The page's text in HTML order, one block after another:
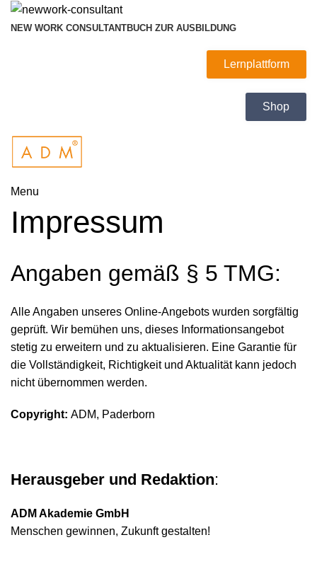
NEW WORK CONSULTANTBUCH ZUR AUSBILDUNG
Lernplattform
Shop
Menu
Impressum
Angaben gemäß § 5 TMG:
Alle Angaben unseres Online-Angebots wurden sorgfältig
geprüft. Wir bemühen uns, dieses Informationsangebot
stetig zu erweitern und zu aktualisieren. Eine Garantie für
die Vollständigkeit, Richtigkeit und Aktualität kann jedoch
nicht übernommen werden.
Copyright: ADM, Paderborn
Herausgeber und Redaktion:
ADM Akademie GmbH
Menschen gewinnen, Zukunft gestalten!